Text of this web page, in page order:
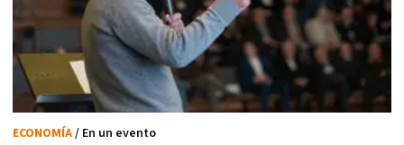
ECONOMÍA/ En un evento